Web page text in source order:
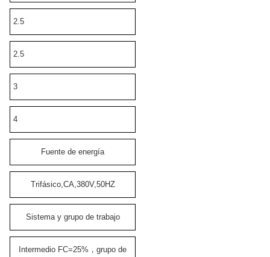
2.5
2.5
3
4
Fuente de energía
Trifásico,CA,380V,50HZ
Sistema y grupo de trabajo
Intermedio FC=25%，grupo de